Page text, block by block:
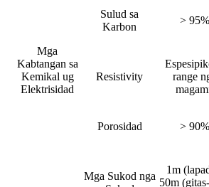
Mga
Kabtangan sa
Kemikal ug
Elektrisidad
Sulud sa
Karbon
> 95%
Resistivity
range
Porosidad > 90%
Mga Sukod nga
1m
50m